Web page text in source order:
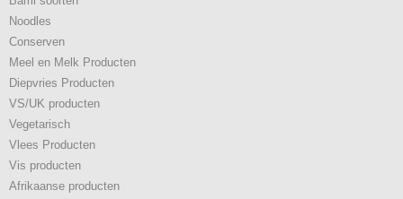
Noodles
Conserven
Meel en Melk Producten
Diepvries Producten
VS/UK producten
Vegetarisch
Vlees Producten
Vis producten
Afrikaanse producten